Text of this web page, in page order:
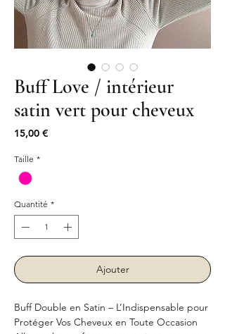
Buff Love / intérieur
satin vert pour cheveux
15,00 €
Taille *
Quantité *
Ajouter
Buff Double en Satin – L’Indispensable pour
Protéger Vos Cheveux en Toute Occasion